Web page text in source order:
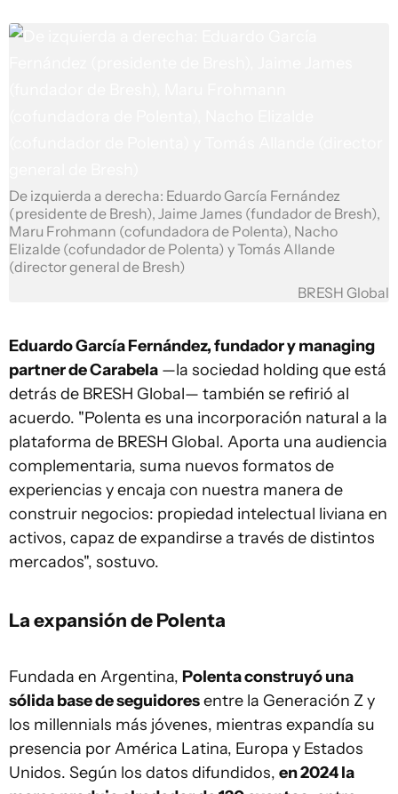
De izquierda a derecha: Eduardo García Fernández
(presidente de Bresh), Jaime James (fundador de Bresh),
Maru Frohmann (cofundadora de Polenta), Nacho
Elizalde (cofundador de Polenta) y Tomás Allande
(director general de Bresh)
BRESH Global
Eduardo García Fernández, fundador y managing
partner de Carabela —la sociedad holding que está
detrás de BRESH Global— también se refirió al
acuerdo. "Polenta es una incorporación natural a la
plataforma de BRESH Global. Aporta una audiencia
complementaria, suma nuevos formatos de
experiencias y encaja con nuestra manera de
construir negocios: propiedad intelectual liviana en
activos, capaz de expandirse a través de distintos
mercados", sostuvo.
La expansión de Polenta
Fundada en Argentina, Polenta construyó una
sólida base de seguidoresentre la Generación Z y
los millennials más jóvenes, mientras expandía su
presencia por América Latina, Europa y Estados
Unidos. Según los datos difundidos, en 2024 la